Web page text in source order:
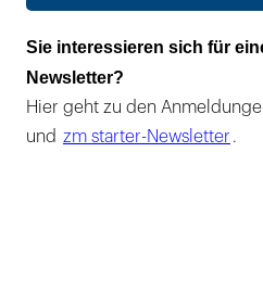
Sie interessieren sich für
Newsletter?
Hier geht zu den
und zm starter-Newsletter .